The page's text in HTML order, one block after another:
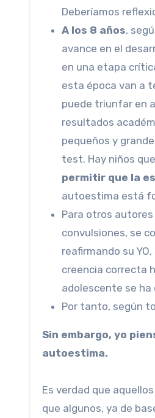
Deberíamos
A los 8 años,
avance en el
en una etapa
esta época van a
puede triunfar en
resultados
pequeños y
test. Hay niños
permitir que la
autoestima está
Para otros autores
convulsiones, se
reafirmando su
creencia correcta
adolescente se ha
Por tanto, según
Sin embargo, yo
autoestima.
Es verdad que
que algunos, ya de